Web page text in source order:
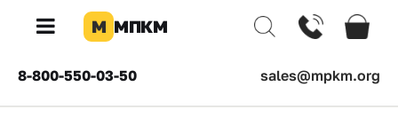
× М МПКМ
8-800-550-03-50 sales@mpkm.org